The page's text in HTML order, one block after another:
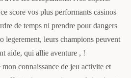
score vos plus performants casinos
de temps ni prendre pour dangers
legerement, leurs champions peuvent
aide, qui allie aventure , !
connaissance de jeu activite et